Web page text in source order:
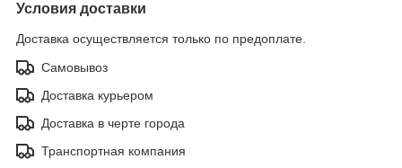
Условия доставки
Доставка осуществляется только по предоплате.
Самовывоз
Доставка курьером
Доставка в черте города
Транспортная компания